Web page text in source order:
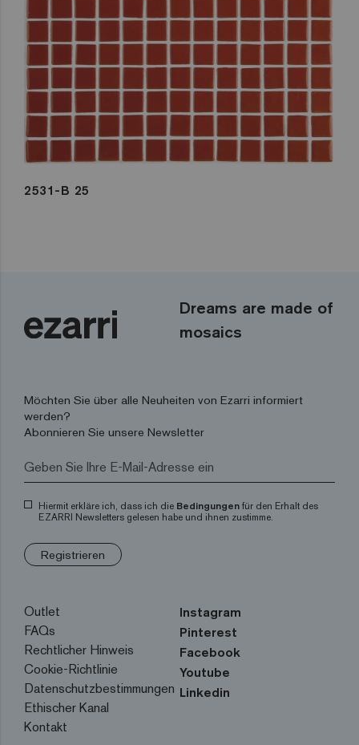
2531-B 25
Dreams are made of
mosaics
Möchten Sie über alle Neuheiten von Ezarri informiert
werden?
Abonnieren Sie unsere Newsletter
Hiermit erkläre ich, dass ich die Bedingungen für den Erhalt des
EZARRI Newsletters gelesen habe und ihnen zustimme.
Registrieren
Outlet
FAQs
Rechtlicher Hinweis
Cookie-Richtlinie
Datenschutzbestimmungen
Ethischer Kanal
Kontakt
Instagram
Pinterest
Facebook
Youtube
Linkedin